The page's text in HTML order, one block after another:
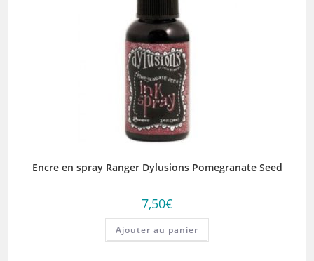
Encre en spray Ranger Dylusions Pomegranate Seed
7,50€
Ajouter au panier